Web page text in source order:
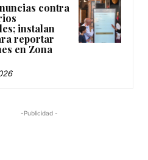
contra
instalan
reportar
en Zona
-Publicidad -